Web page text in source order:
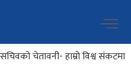
चेतावनी- हाम्रो विश्व संकटमा